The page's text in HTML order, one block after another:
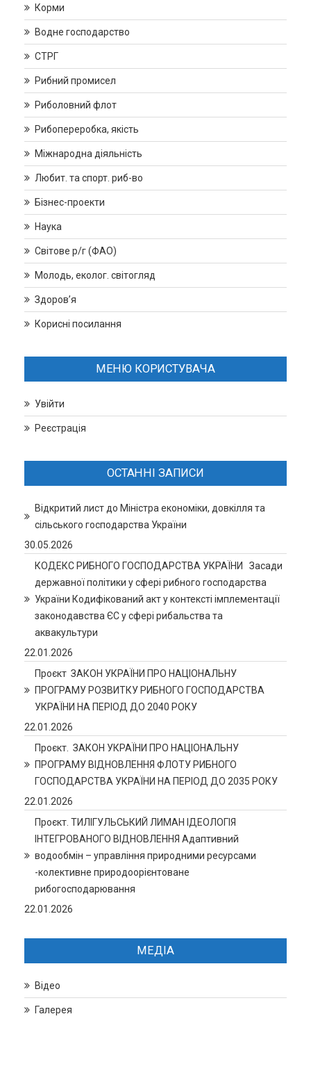
Корми
Водне господарство
СТРГ
Рибний промисел
Риболовний флот
Рибопереробка, якість
Міжнародна діяльність
Любит. та спорт. риб-во
Бізнес-проекти
Наука
Світове р/г (ФАО)
Молодь, еколог. світогляд
Здоров’я
Корисні посилання
МЕНЮ КОРИСТУВАЧА
Увійти
Реєстрація
ОСТАННІ ЗАПИСИ
Відкритий лист до Міністра економіки, довкілля та
сільського господарства України
30.05.2026
КОДЕКС РИБНОГО ГОСПОДАРСТВА УКРАЇНИ Засади
державної політики у сфері рибного господарства
України Кодифікований акт у контексті імплементації
законодавства ЄС у сфері рибальства та
аквакультури
22.01.2026
Проєкт ЗАКОН УКРАЇНИ ПРО НАЦІОНАЛЬНУ
ПРОГРАМУ РОЗВИТКУ РИБНОГО ГОСПОДАРСТВА
УКРАЇНИ НА ПЕРІОД ДО 2040 РОКУ
22.01.2026
Проєкт. ЗАКОН УКРАЇНИ ПРО НАЦІОНАЛЬНУ
ПРОГРАМУ ВІДНОВЛЕННЯ ФЛОТУ РИБНОГО
ГОСПОДАРСТВА УКРАЇНИ НА ПЕРІОД ДО 2035 РОКУ
22.01.2026
Проєкт. ТИЛІГУЛЬСЬКИЙ ЛИМАН ІДЕОЛОГІЯ
ІНТЕГРОВАНОГО ВІДНОВЛЕННЯ Адаптивний
водообмін – управління природними ресурсами
-колективне природоорієнтоване
рибогосподарювання
22.01.2026
МЕДІА
Відео
Галерея